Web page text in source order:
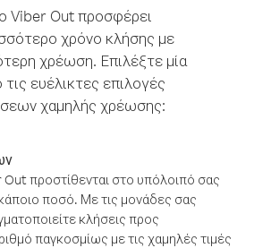
Viber Out προσφέρει
χρόνο κλήσης με
χρέωση. Επιλέξτε μία
τις ευέλικτες επιλογές
χαμηλής χρέωσης:
προστίθενται στο υπόλοιπό σας
ποσό. Με τις μονάδες σας
κλήσεις προς
παγκοσμίως με τις χαμηλές τιμές